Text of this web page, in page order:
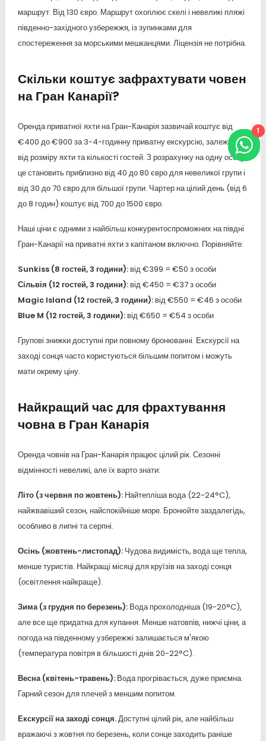
маршрут. Від 130 євро. Маршрут охоплює скелі і невеликі пляжі
південно-західного узбережжя, із зупинками для
спостереження за морськими мешканцями. Ліцензія не потрібна.
Скільки коштує зафрахтувати човен
на Гран Канарії?
Оренда приватної яхти на Гран-Канарія зазвичай коштує від
€400 до €900 за 3-4-годинну приватну екскурсію, залежно
від розміру яхти та кількості гостей. З розрахунку на одну особу
це становить приблизно від 40 до 80 євро для невеликої групи і
від 30 до 70 євро для більшої групи. Чартер на цілий день (від 6
до 8 годин) коштує від 700 до 1500 євро.
Наші ціни є одними з найбільш конкурентоспроможних на півдні
Гран-Канарії на приватні яхти з капітаном включно. Порівняйте:
Sunkiss (8 гостей, 3 години): від €399 = €50 з особи
Сільвія (12 гостей, 3 години): від €450 = €37 з особи
Magic Island (12 гостей, 3 години): від €550 = €46 з особи
Blue M (12 гостей, 3 години): від €650 = €54 з особи
Групові знижки доступні при повному бронюванні. Екскурсії на
заході сонця часто користуються більшим попитом і можуть
мати окрему ціну.
Найкращий час для фрахтування
човна в Гран Канарія
Оренда човнів на Гран-Канарія працює цілий рік. Сезонні
відмінності невеликі, але їх варто знати:
Літо (з червня по жовтень): Найтепліша вода (22-24°C),
найжвавіший сезон, найспокійніше море. Бронюйте заздалегідь,
особливо в липні та серпні.
Осінь (жовтень-листопад): Чудова видимість, вода ще тепла,
менше туристів. Найкращі місяці для круїзів на заході сонця
(освітлення найкраще).
Зима (з грудня по березень): Вода прохолодніша (19-20°C),
але все ще придатна для купання. Менше натовпів, нижчі ціни, а
погода на південному узбережжі залишається м'якою
(температура повітря в більшості днів 20-22°C).
Весна (квітень-травень): Вода прогрівається, дуже приємна.
Гарний сезон для плечей з меншим попитом.
Екскурсії на заході сонця.Доступні цілий рік, але найбільш
вражаючі з жовтня по березень, коли сонце заходить раніше
1